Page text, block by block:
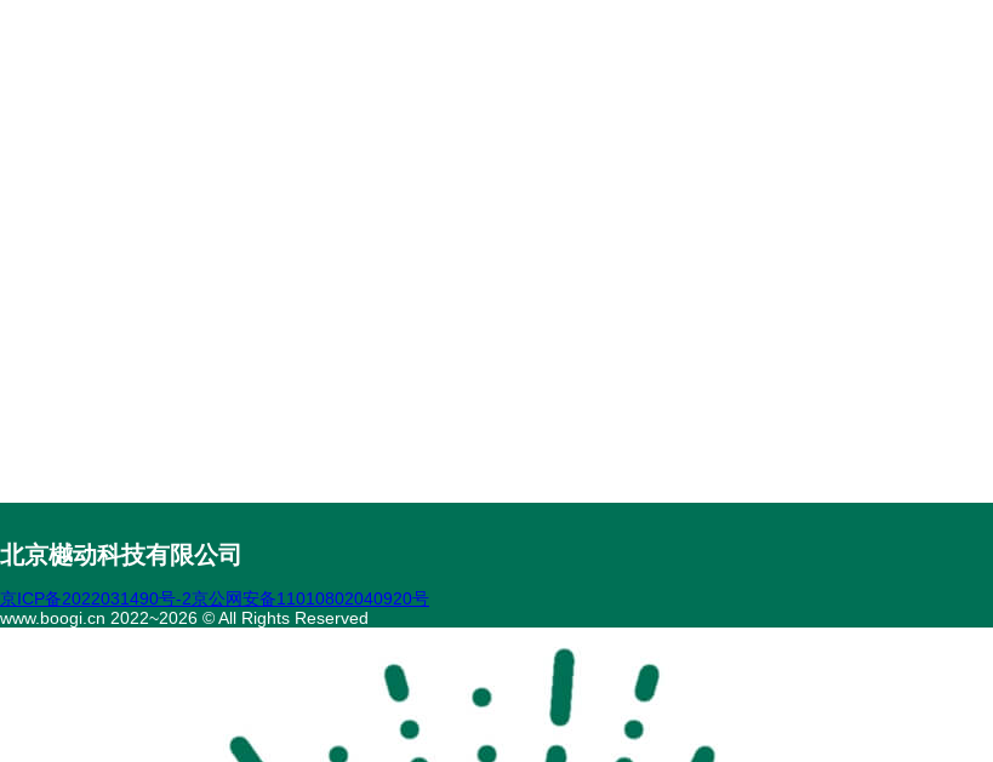
北京樾动科技有限公司
京ICP备2022031490号-2京公网安备11010802040920号
www.boogi.cn 2022~2026 © All Rights Reserved